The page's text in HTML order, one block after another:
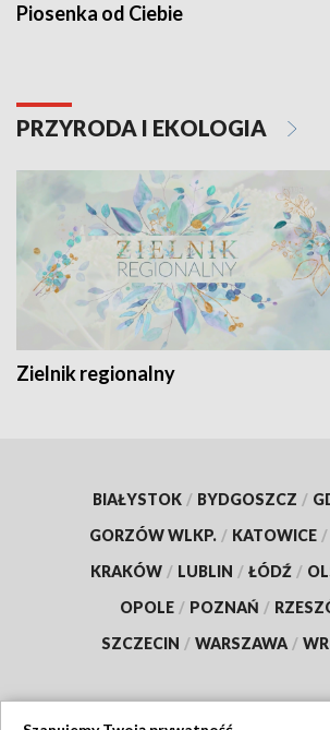
Piosenka od Ciebie
PRZYRODA I EKOLOGIA
Zielnik regionalny
BIAŁYSTOK / BYDGOSZCZ /
GORZÓW WLKP. / KATOWICE /
KRAKÓW / LUBLIN / ŁÓDŹ /
OPOLE / POZNAŃ /
SZCZECIN / WARSZAWA /